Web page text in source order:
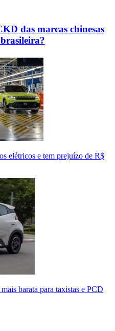
das marcas chinesas
elétricos e tem prejuízo de R$
barata para taxistas e PCD